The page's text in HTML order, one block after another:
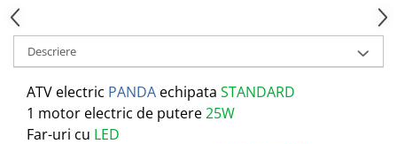
Descriere
ATV electric PANDA echipata STANDARD
1 motor electric de putere25W
Far-uri cu LED